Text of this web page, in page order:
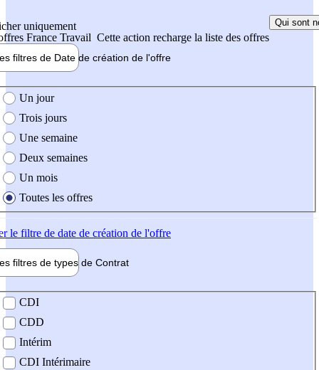
uniquement
France Travail Cette action recharge la liste des offres
Qui sont
filtres de Date de création de l'offre
création de l'offre
Un jour
Trois jours
Une semaine
Deux semaines
Un mois
Toutes les offres
le filtre de date de création de l'offre
filtres de types de Contrat
contrat
CDI
CDD
Intérim
CDI Intérimaire